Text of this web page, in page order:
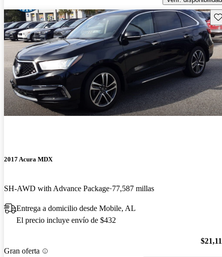
2017 Acura MDX
SH-AWD with Advance Package 77,587 millas
Entrega a domicilio desde Mobile, AL
El precio incluye envío de $432
Gran oferta